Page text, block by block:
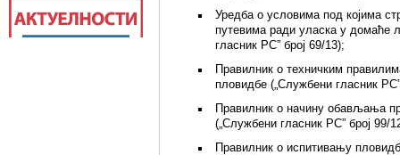
Уредба о условима под којима
путевима ради уласка у домаће
гласник РС” број 69/13);
Правилник о техничким
пловидбе („Службени гласник
Правилник о начину обављања
(„Службени гласник РС” број 99/
Правилник о испитивању